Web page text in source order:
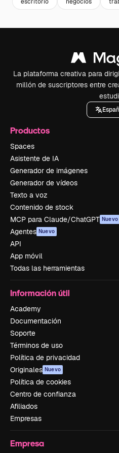
La plataforma creativa para
millón de suscriptores entre
Productos
Spaces
Asistente de IA
Generador de imágenes
Generador de vídeos
Texto a voz
Contenido de stock
MCP para Claude/ChatGPT Nuevo
Agentes Nuevo
API
App móvil
Todas las herramientas
Información útil
Academy
Documentación
Soporte
Términos de uso
Política de privacidad
Originales Nuevo
Política de cookies
Centro de confianza
Afiliados
Empresas
Empresa